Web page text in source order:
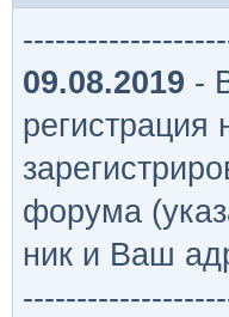
09.08.2019 -
форума
ник и Ваш